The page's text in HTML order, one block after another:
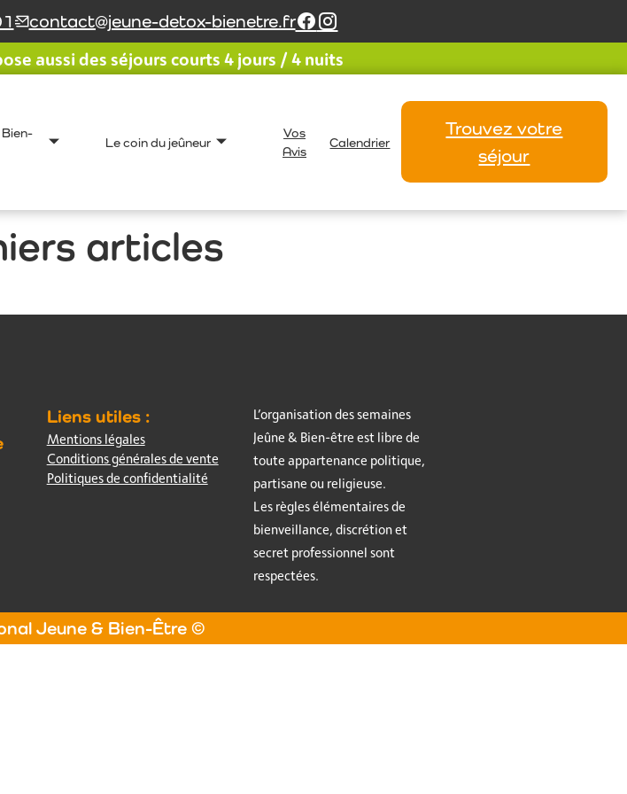
contact@jeune-detox-bienetre.fr
aussi des séjours courts 4 jours / 4 nuits
Bien-
Le coin du jeûneur
Vos
Avis
Calendrier
Trouvez votre
séjour
articles
Liens utiles :
Mentions légales
Conditions générales de vente
Politiques de confidentialité
L’organisation des semaines
Jeûne & Bien-être est libre de
toute appartenance politique,
partisane ou religieuse.
Les règles élémentaires de
bienveillance, discrétion et
secret professionnel sont
respectées.
Jeune & Bien-Être ©